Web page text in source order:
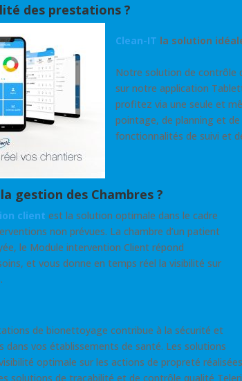
des prestations ?
Clean-IT la solution
Notre solution de contrôle
sur notre application
profitez via une seule et
pointage, de planning et
fonctionnalités de suivi et
gestion des Chambres ?
client est la solution optimale dans le cadre
non prévues. La chambre d’un patient
le Module intervention Client répond
et vous donne en temps réel la visibilité sur
de bionettoyage contribue à la sécurité et
dans vos établissements de santé. Les solutions
optimale sur les actions de propreté
solutions de traçabilité et de contrôle qualité